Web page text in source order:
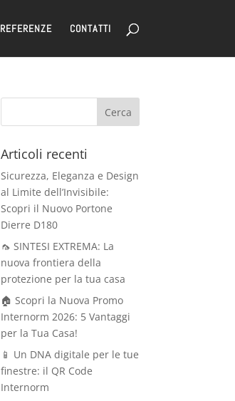
REFERENZE CONTATTI
Articoli recenti
Sicurezza, Eleganza e Design
al Limite dell’Invisibile:
Scopri il Nuovo Portone
Dierre D180
🦟 SINTESI EXTREMA: La
nuova frontiera della
protezione per la tua casa
🏠 Scopri la Nuova Promo
Internorm 2026: 5 Vantaggi
per la Tua Casa!
📱 Un DNA digitale per le tue
finestre: il QR Code
Internorm